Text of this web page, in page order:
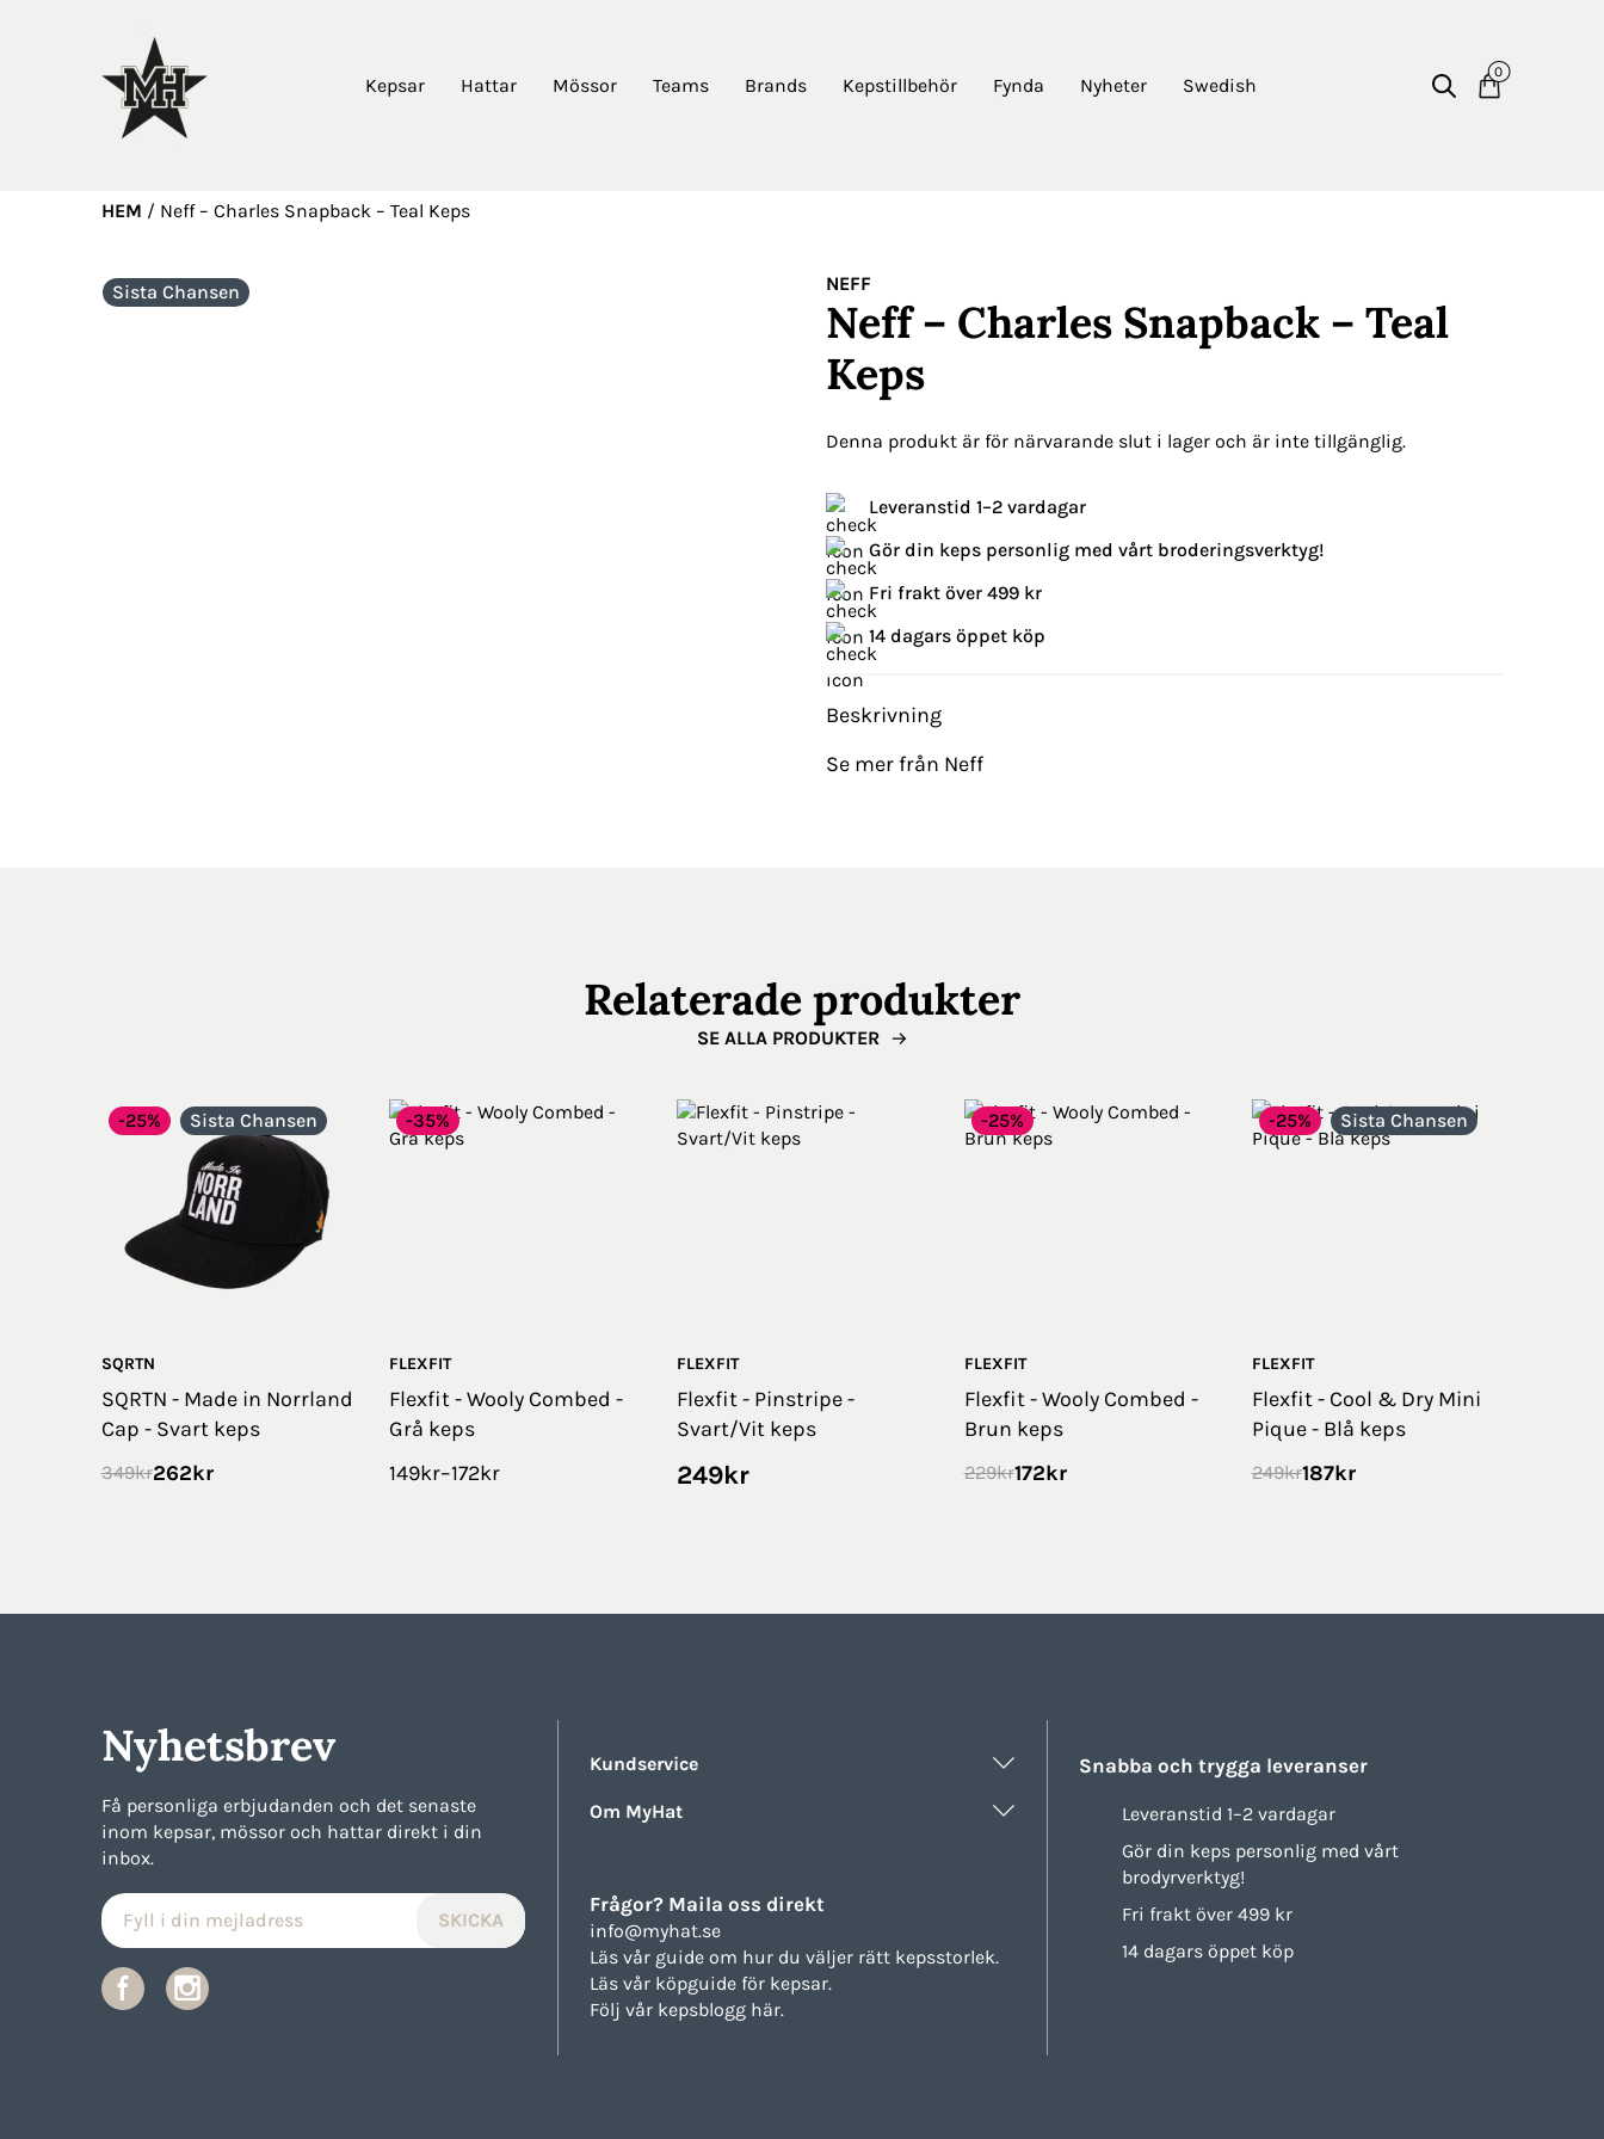
Kepsar Hattar Mössor Teams Brands Kepstillbehör Fynda Nyheter Swedish
0
HEM / Neff – Charles Snapback – Teal Keps
Sista Chansen NEFF
Neff – Charles Snapback – Teal
Keps
Denna produkt är för närvarande slut i lager och är inte tillgänglig.
Leveranstid 1–2 vardagar
Gör din keps personlig med vårt broderingsverktyg!
Fri frakt över 499 kr
14 dagars öppet köp
Beskrivning
Se mer från Neff
Relaterade produkter
SE ALLA PRODUKTER
-25% Sista Chansen
SQRTN
SQRTN - Made in Norrland
Cap - Svart keps
349kr262kr
-35%
FLEXFIT
Flexfit - Wooly Combed -
Grå keps
149kr–172kr
FLEXFIT
Flexfit - Pinstripe -
Svart/Vit keps
249kr
-25%
FLEXFIT
Flexfit - Wooly Combed -
Brun keps
229kr172kr
-25% Sista Chansen
FLEXFIT
Flexfit - Cool & Dry Mini
Pique - Blå keps
249kr187kr
Nyhetsbrev
Få personliga erbjudanden och det senaste
inom kepsar, mössor och hattar direkt i din
inbox.
Kundservice
Om MyHat
Frågor? Maila oss direkt
info@myhat.se
Läs vår guide om hur du väljer rätt kepsstorlek.
Läs vår köpguide för kepsar.
Följ vår kepsblogg här.
Snabba och trygga leveranser
Leveranstid 1–2 vardagar
Gör din keps personlig med vårt
brodyrverktyg!
Fri frakt över 499 kr
14 dagars öppet köp